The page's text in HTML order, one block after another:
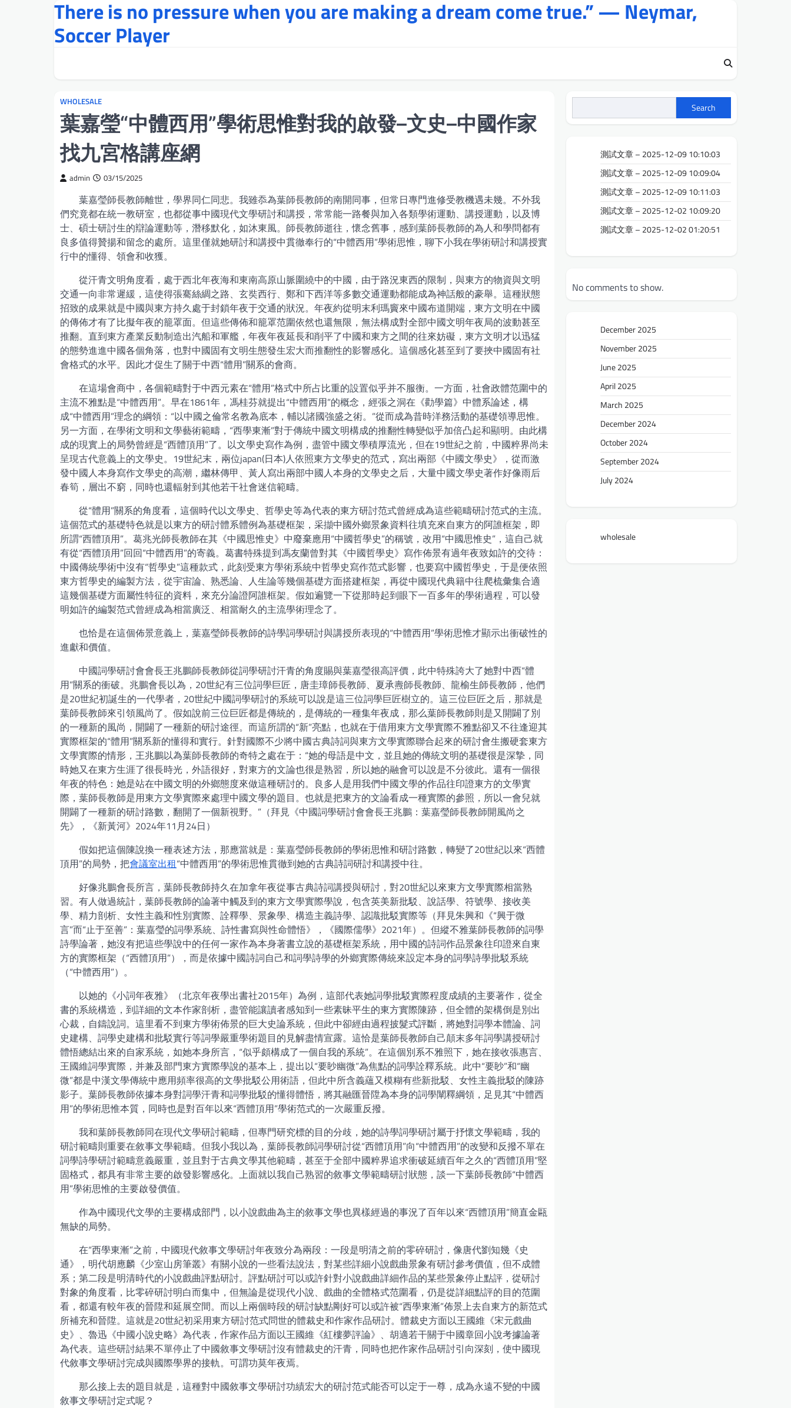
There is no pressure when you are making a dream come true.” — Neymar,
Soccer Player
WHOLESALE
葉嘉瑩“中體西用”學術思惟對我的啟發–文史–中國作家
找九宮格講座網
admin 03/15/2025
葉嘉瑩師長教師離世，學界同仁同悲。我雖忝為葉師長教師的南開同事，但常日專門進修受教機遇未幾。不外我
們究竟都在統一教研室，也都從事中國現代文學研討和講授，常常能一路餐與加入各類學術運動、講授運動，以及博
士、碩士研討生的辯論運動等，潛移默化，如沐東風。師長教師逝往，懷念舊事，感到葉師長教師的為人和學問都有
良多值得贊揚和留念的處所。這里僅就她研討和講授中貫徹奉行的“中體西用”學術思惟，聊下小我在學術研討和講授實
行中的懂得、領會和收獲。
從汗青文明角度看，處于西北年夜海和東南高原山脈圍繞中的中國，由于路況東西的限制，與東方的物資與文明
交通一向非常遲緩，這使得張騫絲綢之路、玄奘西行、鄭和下西洋等多數交通運動都能成為神話般的豪舉。這種狀態
招致的成果就是中國與東方持久處于封鎖年夜于交通的狀況。年夜約從明末利瑪竇來中國布道開端，東方文明在中國
的傳佈才有了比擬年夜的籠罩面。但這些傳佈和籠罩范圍依然也還無限，無法構成對全部中國文明年夜局的波動甚至
推翻。直到東方產業反動制造出汽船和軍艦，年夜年夜延長和削平了中國和東方之間的往來妨礙，東方文明才以迅猛
的態勢進進中國各個角落，也對中國固有文明生態發生宏大而推翻性的影響感化。這個感化甚至到了要挾中國固有社
會格式的水平。因此才促生了關于中西“體用”關系的會商。
在這場會商中，各個範疇對于中西元素在“體用”格式中所占比重的設置似乎并不服衡。一方面，社會政體范圍中的
主流不雅點是“中體西用”。早在1861年，馮桂芬就提出“中體西用”的概念，經張之洞在《勸學篇》中體系論述，構
成“中體西用”理念的綱領：“以中國之倫常名教為底本，輔以諸國強盛之術。”從而成為昔時洋務活動的基礎領導思惟。
另一方面，在學術文明和文學藝術範疇，“西學東漸”對于傳統中國文明構成的推翻性轉變似乎加倍凸起和顯明。由此構
成的現實上的局勢曾經是“西體頂用”了。以文學史寫作為例，盡管中國文學積厚流光，但在19世紀之前，中國粹界尚未
呈現古代意義上的文學史。19世紀末，兩位japan(日本)人依照東方文學史的范式，寫出兩部《中國文學史》，從而激
發中國人本身寫作文學史的高潮，繼林傳甲、黃人寫出兩部中國人本身的文學史之后，大量中國文學史著作好像雨后
春筍，層出不窮，同時也還輻射到其他若干社會迷信範疇。
從“體用”關系的角度看，這個時代以文學史、哲學史等為代表的東方研討范式曾經成為這些範疇研討范式的主流。
這個范式的基礎特色就是以東方的研討體系體例為基礎框架，采擷中國外鄉景象資料往填充來自東方的阿誰框架，即
所謂“西體頂用”。葛兆光師長教師在其《中國思惟史》中廢棄應用“中國哲學史”的稱號，改用“中國思惟史”，這自己就
有從“西體頂用”回回“中體西用”的寄義。葛書特殊提到馮友蘭曾對其《中國哲學史》寫作佈景有過年夜致如許的交待：
中國傳統學術中沒有“哲學史”這種款式，此刻受東方學術系統中哲學史寫作范式影響，也要寫中國哲學史，于是便依照
東方哲學史的編製方法，從宇宙論、熟悉論、人生論等幾個基礎方面搭建框架，再從中國現代典籍中往爬梳彙集合適
這幾個基礎方面屬性特征的資料，來充分論證阿誰框架。假如遍覽一下從那時起到眼下一百多年的學術過程，可以發
明如許的編製范式曾經成為相當廣泛、相當耐久的主流學術理念了。
也恰是在這個佈景意義上，葉嘉瑩師長教師的詩學詞學研討與講授所表現的“中體西用”學術思惟才顯示出衝破性的
進獻和價值。
中國詞學研討會會長王兆鵬師長教師從詞學研討汗青的角度賜與葉嘉瑩很高評價，此中特殊誇大了她對中西“體
用”關系的衝破。兆鵬會長以為，20世紀有三位詞學巨匠，唐圭璋師長教師、夏承燾師長教師、龍榆生師長教師，他們
是20世紀初誕生的一代學者，20世紀中國詞學研討的系統可以說是這三位詞學巨匠樹立的。這三位巨匠之后，那就是
葉師長教師來引領風尚了。假如說前三位巨匠都是傳統的，是傳統的一種集年夜成，那么葉師長教師則是又開闢了別
的一種新的風尚，開闢了一種新的研討途徑。而這所謂的“新”亮點，也就在于借用東方文學實際不雅點卻又不往逢迎其
實際框架的“體用”關系新的懂得和實行。針對國際不少將中國古典詩詞與東方文學實際聯合起來的研討會生搬硬套東方
文學實際的情形，王兆鵬以為葉師長教師的奇特之處在于：“她的母語是中文，並且她的傳統文明的基礎很是深摯，同
時她又在東方生涯了很長時光，外語很好，對東方的文論也很是熟習，所以她的融會可以說是不分彼此。還有一個很
年夜的特色：她是站在中國文明的外鄉態度來做這種研討的。良多人是用我們中國文學的作品往印證東方的文學實
際，葉師長教師是用東方文學實際來處理中國文學的題目。也就是把東方的文論看成一種實際的參照，所以一會兒就
開闢了一種新的研討路數，翻開了一個新視野。”（拜見《中國詞學研討會會長王兆鵬：葉嘉瑩師長教師開風尚之
先》，《新黃河》2024年11月24日）
假如把這個陳說換一種表述方法，那應當就是：葉嘉瑩師長教師的學術思惟和研討路數，轉變了20世紀以來“西體
頂用”的局勢，把會議室出租“中體西用”的學術思惟貫徹到她的古典詩詞研討和講授中往。
好像兆鵬會長所言，葉師長教師持久在加拿年夜從事古典詩詞講授與研討，對20世紀以來東方文學實際相當熟
習。有人做過統計，葉師長教師的論著中觸及到的東方文學實際學說，包含英美新批駁、說話學、符號學、接收美
學、精力剖析、女性主義和性別實際、詮釋學、景象學、構造主義詩學、認識批駁實際等（拜見朱興和《“興于微
言”而“止于至善”：葉嘉瑩的詞學系統、詩性書寫與性命體悟》，《國際儒學》2021年）。但縱不雅葉師長教師的詞學
詩學論著，她沒有把這些學說中的任何一家作為本身著書立說的基礎框架系統，用中國的詩詞作品景象往印證來自東
方的實際框架（“西體頂用”），而是依據中國詩詞自己和詞學詩學的外鄉實際傳統來設定本身的詞學詩學批駁系統
（“中體西用”）。
以她的《小詞年夜雅》（北京年夜學出書社2015年）為例，這部代表她詞學批駁實際程度成績的主要著作，從全
書的系統構造，到詳細的文本作家剖析，盡管能讓讀者感知到一些素昧平生的東方實際陳跡，但全體的架構倒是別出
心裁，自鑄說詞。這里看不到東方學術佈景的巨大史論系統，但此中卻經由過程披髮式評斷，將她對詞學本體論、詞
史建構、詞學史建構和批駁實行等詞學嚴重學術題目的見解盡情宣露。這恰是葉師長教師自己顛末多年詞學講授研討
體悟總結出來的自家系統，如她本身所言，“似乎頗構成了一個自我的系統”。在這個別系不雅照下，她在接收張惠言、
王國維詞學實際，并兼及部門東方實際學說的基本上，提出以“要眇幽微”為焦點的詞學詮釋系統。此中“要眇”和“幽
微”都是中漢文學傳統中應用頻率很高的文學批駁公用術語，但此中所含義蘊又模糊有些新批駁、女性主義批駁的陳跡
影子。葉師長教師依據本身對詞學汗青和詞學批駁的懂得體悟，將其融匯晉陞為本身的詞學闡釋綱領，足見其“中體西
用”的學術思惟本質，同時也是對百年以來“西體頂用”學術范式的一次嚴重反撥。
我和葉師長教師同在現代文學研討範疇，但專門研究標的目的分歧，她的詩學詞學研討屬于抒懷文學範疇，我的
研討範疇則重要在敘事文學範疇。但我小我以為，葉師長教師詞學研討從“西體頂用”向“中體西用”的改變和反撥不單在
詞學詩學研討範疇意義嚴重，並且對于古典文學其他範疇，甚至于全部中國粹界追求衝破延續百年之久的“西體頂用”堅
固格式，都具有非常主要的啟發影響感化。上面就以我自己熟習的敘事文學範疇研討狀態，談一下葉師長教師“中體西
用”學術思惟的主要啟發價值。
作為中國現代文學的主要構成部門，以小說戲曲為主的敘事文學也異樣經過的事況了百年以來“西體頂用”簡直金甌
無缺的局勢。
在“西學東漸”之前，中國現代敘事文學研討年夜致分為兩段：一段是明清之前的零碎研討，像唐代劉知幾《史
通》，明代胡應麟《少室山房筆叢》有關小說的一些看法說法，對某些詳細小說戲曲景象有研討參考價值，但不成體
系；第二段是明清時代的小說戲曲評點研討。評點研討可以或許針對小說戲曲詳細作品的某些景象停止點評，從研討
對象的角度看，比零碎研討明白而集中，但無論是從現代小說、戲曲的全體格式范圍看，仍是從詳細點評的目的范圍
看，都還有較年夜的晉陞和延展空間。而以上兩個時段的研討缺點剛好可以或許被“西學東漸”佈景上去自東方的新范式
所補充和晉陞。這就是20世紀初采用東方研討范式問世的體裁史和作家作品研討。體裁史方面以王國維《宋元戲曲
史》、魯迅《中國小說史略》為代表，作家作品方面以王國維《紅樓夢評論》、胡適若干關于中國章回小說考據論著
為代表。這些研討結果不單停止了中國敘事文學研討沒有體裁史的汗青，同時也把作家作品研討引向深刻，使中國現
代敘事文學研討完成與國際學界的接軌。可謂功莫年夜焉。
那么接上去的題目就是，這種對中國敘事文學研討功績宏大的研討范式能否可以定于一尊，成為永遠不變的中國
敘事文學研討定式呢？
Search
測試文章 – 2025-12-09 10:10:03
測試文章 – 2025-12-09 10:09:04
測試文章 – 2025-12-09 10:11:03
測試文章 – 2025-12-02 10:09:20
測試文章 – 2025-12-02 01:20:51
No comments to show.
December 2025
November 2025
June 2025
April 2025
March 2025
December 2024
October 2024
September 2024
July 2024
wholesale